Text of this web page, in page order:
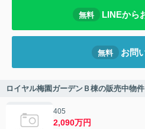
無料 LINEから
無料 お問
ロイヤル梅園ガーデンＢ棟の販売中物件
405
2,090万円